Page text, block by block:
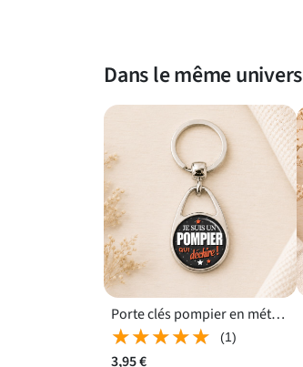
Dans le même univers
Porte clés pompier en métal au format 85 x 35 x 6 mm
★★★★★
★★★★★ (1)
3,95 €